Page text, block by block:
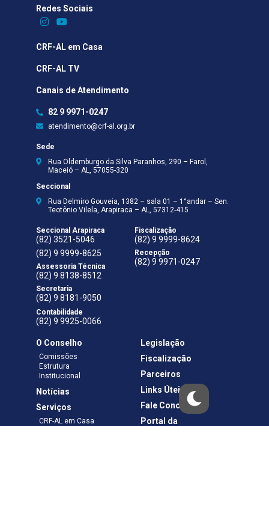
Redes Sociais​
CRF-AL em Casa
CRF-AL TV
Canais de Atendimento
82 9 9971-0247
atendimento@crf-al.org.br
Sede
Rua Oldemburgo da Silva Paranhos, 290 – Farol,
Maceió – AL, 57055-320
Seccional
Rua Delmiro Gouveia, 1382 – sala 01 – 1°andar – Sen.
Teotônio Vilela, Arapiraca – AL, 57312-415
Seccional Arapiraca
(82) 3521-5046
(82) 9 9999-8625
Assessoria Técnica
(82) 9 8138-8512
Secretaria
(82) 9 8181-9050
Contabilidade
(82) 9 9925-0066
Fiscalização
(82) 9 9999-8624
Recepção
(82) 9 9971-0247
O Conselho
Comissões
Estrutura
Institucional
Notícias
Serviços
CRF-AL em Casa
Legislação
Fiscalização
Parceiros
Links Úteis
Fale Conosco
Portal da